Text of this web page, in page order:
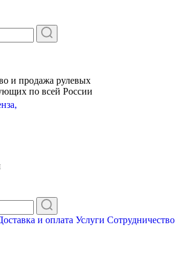
и продажа рулевых
по всей России
и оплата Услуги Сотрудничество